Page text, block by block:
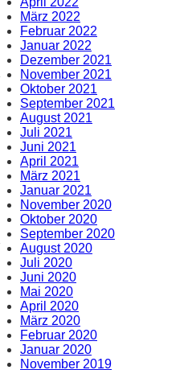
März 2022
Februar 2022
Januar 2022
Dezember 2021
November 2021
Oktober 2021
September 2021
August 2021
Juli 2021
Juni 2021
April 2021
März 2021
Januar 2021
November 2020
Oktober 2020
September 2020
August 2020
Juli 2020
Juni 2020
Mai 2020
April 2020
März 2020
Februar 2020
Januar 2020
November 2019